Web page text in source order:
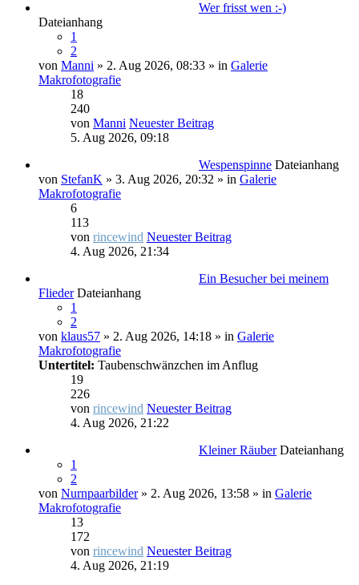
Wer frisst wen :-)
Dateianhang
1
2
von Manni » 2. Aug 2026, 08:33 » in Galerie
Makrofotografie
18
240
von Manni Neuester Beitrag
5. Aug 2026, 09:18
Wespenspinne Dateianhang
von StefanK » 3. Aug 2026, 20:32 » in Galerie
Makrofotografie
6
113
von rincewind Neuester Beitrag
4. Aug 2026, 21:34
Ein Besucher bei meinem
Flieder Dateianhang
1
2
von klaus57 » 2. Aug 2026, 14:18 » in Galerie
Makrofotografie
Untertitel: Taubenschwänzchen im Anflug
19
226
von rincewind Neuester Beitrag
4. Aug 2026, 21:22
Kleiner Räuber Dateianhang
1
2
von Nurnpaarbilder» 2. Aug 2026, 13:58 » in Galerie
Makrofotografie
13
172
von rincewind Neuester Beitrag
4. Aug 2026, 21:19